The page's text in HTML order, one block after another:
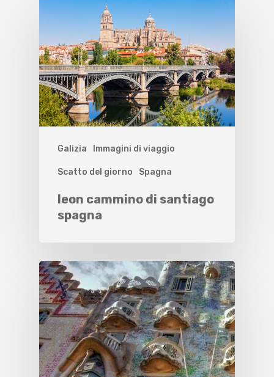
Galizia Immagini di viaggio
Scatto del giorno Spagna
leon cammino di santiago
spagna